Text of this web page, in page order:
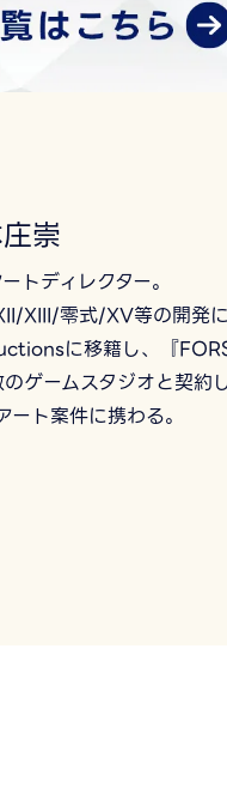
崇
トディレクター。
XIII/零式/XV等の開発
に移籍し、『
ゲームスタジオと契
ト案件に携わる。